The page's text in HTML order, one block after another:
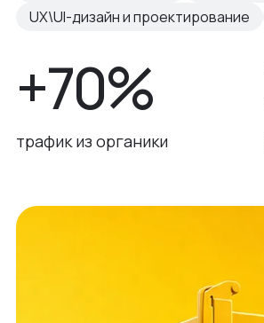
UX\UI-дизайн и проектирование
+70%
трафик из органики